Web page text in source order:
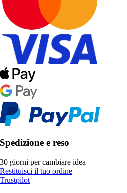
Spedizione e reso
30 giorni per cambiare idea
Restituisci il tuo ordine
Trustpilot